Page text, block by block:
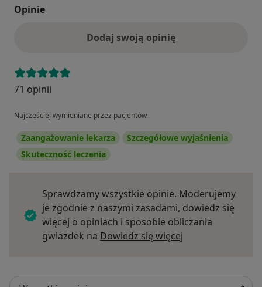
Opinie
Dodaj swoją opinię
71 opinii
Najczęściej wymieniane przez pacjentów
Zaangażowanie lekarza
Szczegółowe wyjaśnienia
Skuteczność leczenia
Sprawdzamy wszystkie opinie. Moderujemy
je zgodnie z naszymi zasadami, dowiedz się
więcej o opiniach i sposobie obliczania
gwiazdek na Dowiedz się więcej